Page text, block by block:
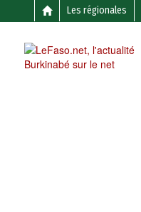
Les régionales